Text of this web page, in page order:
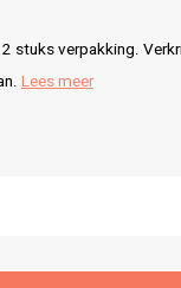
stuks verpakking.
Lees meer